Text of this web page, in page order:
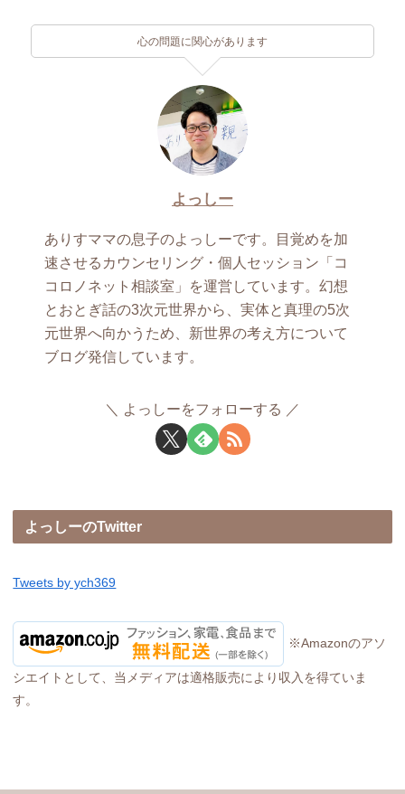
心の問題に関心があります
よっしー
ありすママの息子のよっしーです。目覚めを加
速させるカウンセリング・個人セッション「コ
コロノネット相談室」を運営しています。幻想
とおとぎ話の3次元世界から、実体と真理の5次
元世界へ向かうため、新世界の考え方について
ブログ発信しています。
よっしーをフォローする
よっしーのTwitter
Tweets by ych369
※Amazonのアソ
シエイトとして、当メディアは適格販売により収入を得ていま
す。